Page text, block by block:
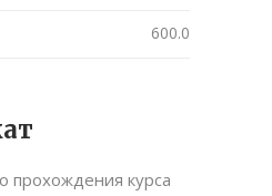
600.0
прохождения курса